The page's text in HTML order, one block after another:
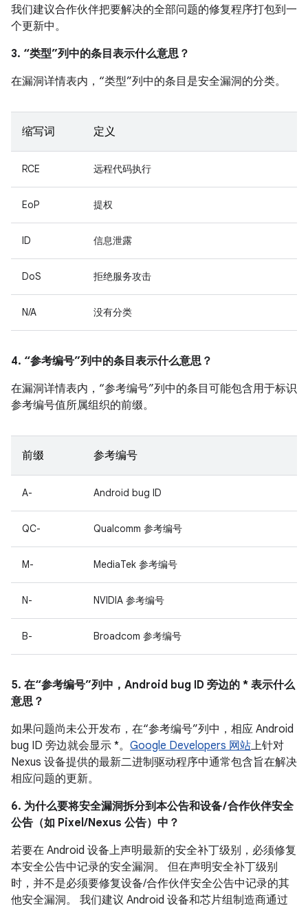
我们建议合作伙伴把要解决的全部问题的修复程序打包到一
个更新中。
3. “类型”列中的条目表示什么意思？
在漏洞详情表内，“类型”列中的条目是安全漏洞的分类。
缩写词 定义
RCE 远程代码执行
EoP 提权
ID 信息泄露
DoS 拒绝服务攻击
N/A 没有分类
4. “参考编号”列中的条目表示什么意思？
在漏洞详情表内，“参考编号”列中的条目可能包含用于标识
参考编号值所属组织的前缀。
前缀 参考编号
A- Android bug ID
QC- Qualcomm 参考编号
M- MediaTek 参考编号
N- NVIDIA 参考编号
B- Broadcom 参考编号
5. 在“参考编号”列中，Android bug ID 旁边的 * 表示什么
意思？
如果问题尚未公开发布，在“参考编号”列中，相应 Android
bug ID 旁边就会显示 *。 Google Developers 网站上针对
Nexus 设备提供的最新二进制驱动程序中通常包含旨在解决
相应问题的更新。
6. 为什么要将安全漏洞拆分到本公告和设备 / 合作伙伴安全
公告（如 Pixel/Nexus 公告）中？
若要在 Android 设备上声明最新的安全补丁级别，必须修复
本安全公告中记录的安全漏洞。 但在声明安全补丁级别
时，并不是必须要修复设备/合作伙伴安全公告中记录的其
他安全漏洞。 我们建议 Android 设备和芯片组制造商通过